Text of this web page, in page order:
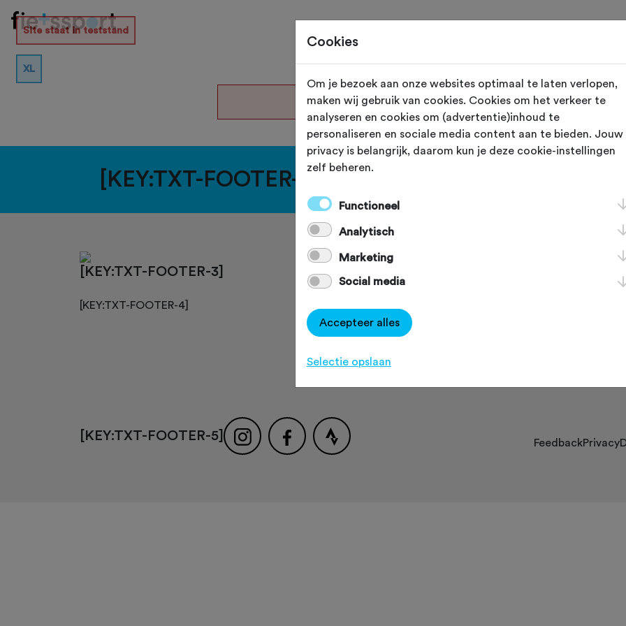
Site staat in teststand
XL
De vereniging met nummer "106050" is niet
[KEY:TXT-FOOTER-1]
[KEY:TXT-FOOTER-3]
[KEY:TXT-FOOTER-4]
Over Fietssport
[KEY:TXT-FOOTER-5] FeedbackPrivacy
Cookies
Om je bezoek aan onze websites optimaal te laten verlopen,
maken wij gebruik van cookies. Cookies om het verkeer te
analyseren en cookies om (advertentie)inhoud te
personaliseren en sociale media content aan te bieden. Jouw
privacy is belangrijk, daarom kun je deze cookie-instellingen
zelf beheren.
Functioneel
Analytisch
Marketing
Social media
Accepteer alles
Selectie opslaan